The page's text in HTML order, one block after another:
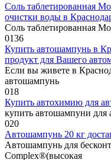
Соль таблетированная
очистки воды в
Соль таблетированная
0136
Купить автошампунь в
продукт для Вашего
Если вы живете в
автошампунь
018
Купить автохимию для
купить автошампуни для
020
Автошампунь 20 кг
Автошампунь для
Complex®(высокая